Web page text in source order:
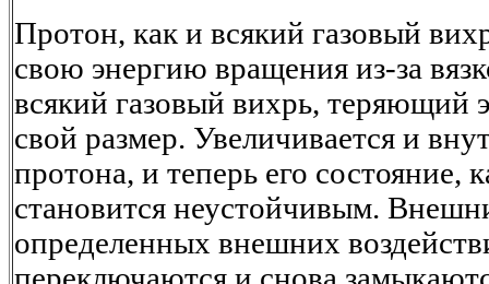
Протон, как и всякий газовый
свою энергию вращения из-за
всякий газовый вихрь, теряющий
свой размер. Увеличивается и
протона, и теперь его состояние,
становится неустойчивым.
определенных внешних